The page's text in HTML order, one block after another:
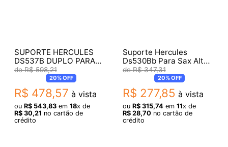
SUPORTE HERCULES
DS537B DUPLO PARA
SAXR$ 598,21
20%OFF
R$ 478,57 à vista
ou R$ 543,83em 18x de
R$ 30,21 no cartão de
crédito
Suporte Hercules
Ds530Bb Para Sax Alto-
Tenor Dobrável
R$ 347,31
20%OFF
R$ 277,85 à vista
ou R$ 315,74em 11x de
R$ 28,70no cartão de
crédito